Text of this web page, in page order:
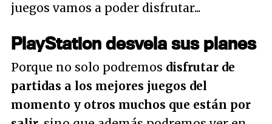
juegos vamos a poder disfrutar...
PlayStation desvela sus planes
Porque no solo podremos disfrutar de
partidas a los mejores juegos del
momento y otros muchos que están por